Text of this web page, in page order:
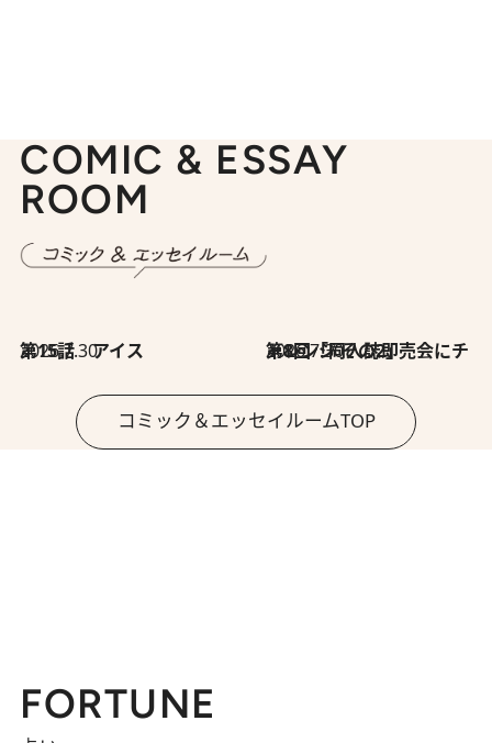
COMIC & ESSAY
ROOM
2026.7.30
第15話 アイス 2026.7.30
第8回「同人誌即売会にチャレンジ その2」
コミック＆エッセイルームTOP
FORTUNE